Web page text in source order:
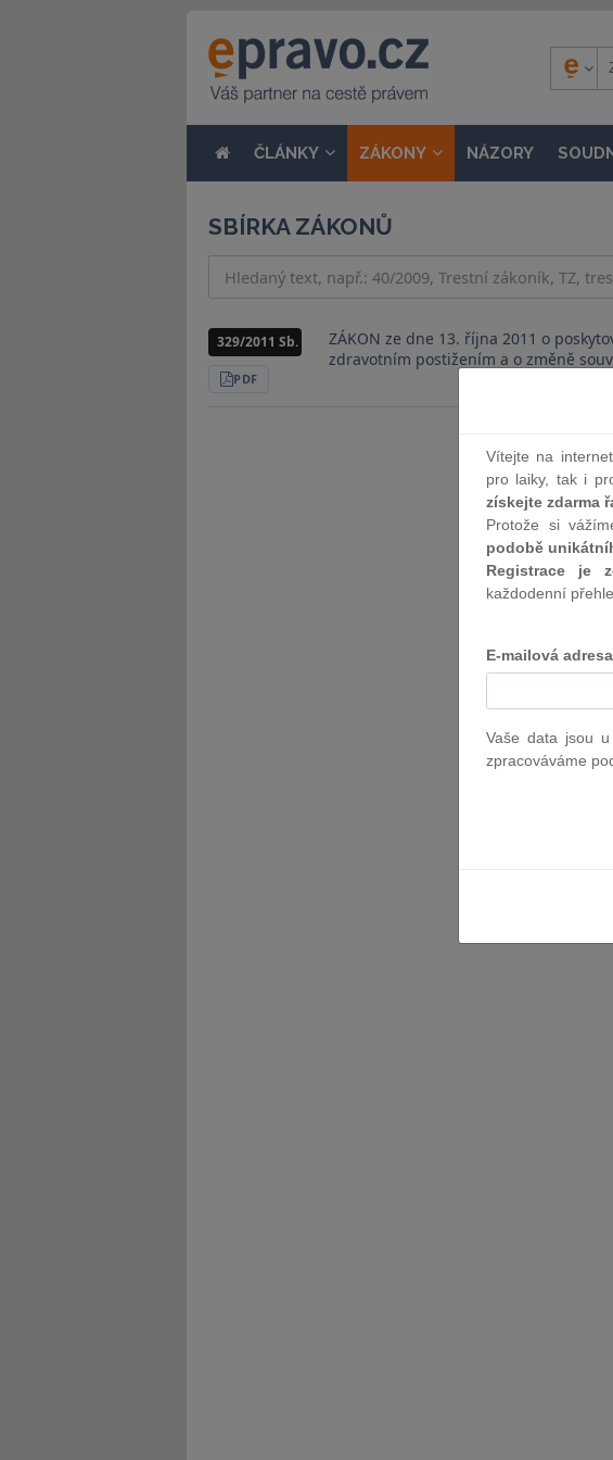
ČLÁNKY ZÁKONY NÁZORY
SBÍRKA ZÁKONŮ
329/2011 Sb.
STÁHNOUT
ZÁKON ze dne 13. října 2011 o
zdravotním postižením a o změně
Vítejte na
pro laiky, tak i
získejte zdarma
Protože si
podobě
Registrace je
každodenní
E-mailová
Vaše data jsou
zpracováváme